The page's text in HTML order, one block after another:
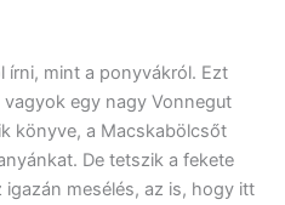
írni, mint a ponyvákról. Ezt
egy nagy Vonnegut
könyve, a Macskabölcsőt
De tetszik a fekete
igazán mesélés, az is, hogy itt